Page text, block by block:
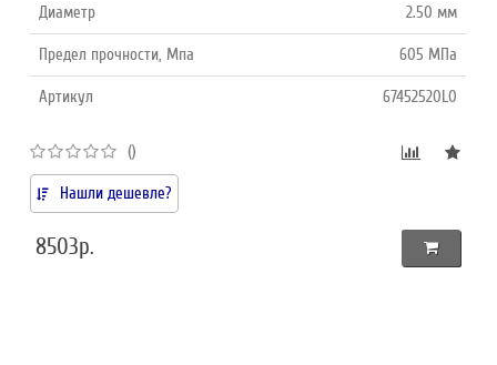
Диаметр 2.50 мм
Предел прочности, Мпа 605 МПа
Артикул 67452520L0
()
Нашли дешевле?
8503р.